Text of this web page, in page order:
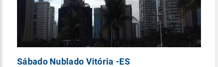
Sábado Nublado Vitória -ES